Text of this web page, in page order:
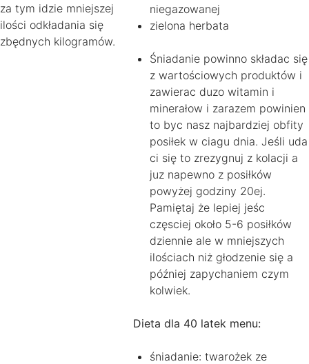
za tym idzie mniejszej
ilości odkładania się
zbędnych kilogramów.
niegazowanej
zielona herbata
Śniadanie powinno składac się
z wartościowych produktów i
zawierac duzo witamin i
minerałow i zarazem powinien
to byc nasz najbardziej obfity
posiłek w ciagu dnia. Jeśli uda
ci się to zrezygnuj z kolacji a
juz napewno z posiłków
powyżej godziny 20ej.
Pamiętaj że lepiej jeśc
częsciej około 5-6 posiłków
dziennie ale w mniejszych
ilościach niż głodzenie się a
później zapychaniem czym
kolwiek.
Dieta dla 40 latek menu:
śniadanie: twarożek ze